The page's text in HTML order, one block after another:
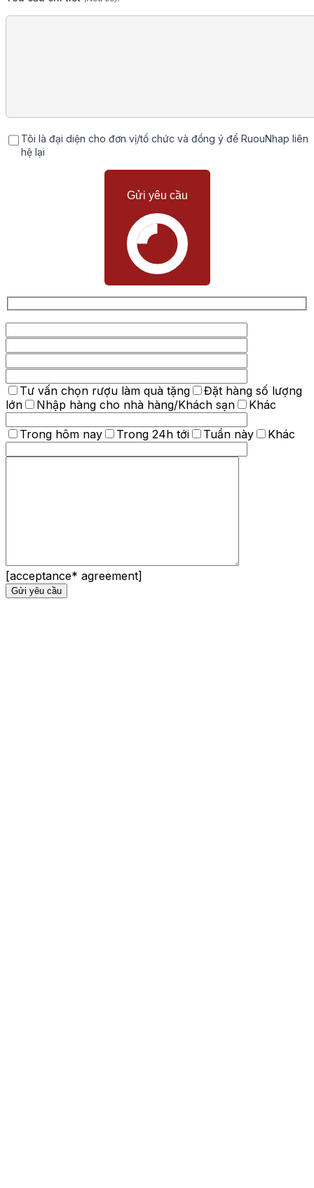
Tôi là đại diện cho đơn vị/tổ chức và đồng ý để RuouNhap liên
hệ lại
Gửi yêu cầu
Tư vấn chọn rượu làm quà tặng
Đặt hàng số lượng
lớn
Nhập hàng cho nhà hàng/Khách sạn Khác
Trong hôm nay Trong 24h tới Tuần này Khác
[acceptance* agreement]